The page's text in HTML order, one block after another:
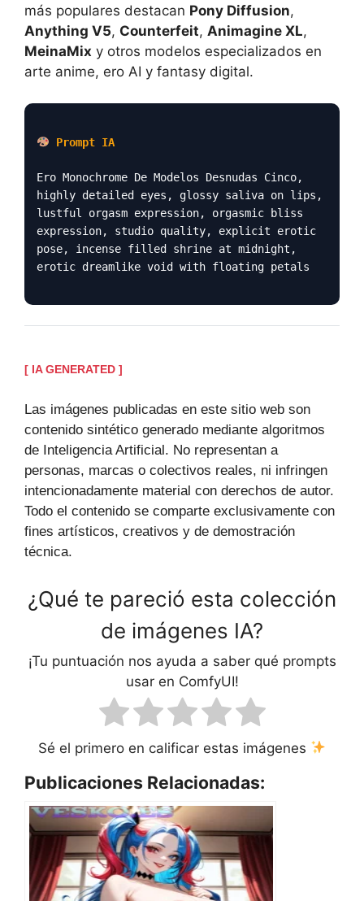
más populares destacan Pony Diffusion,
Anything V5, Counterfeit, Animagine XL,
MeinaMix y otros modelos especializados en
arte anime, ero AI y fantasy digital.
Prompt IA
Ero Monochrome De Modelos Desnudas Cinco,
highly detailed eyes, glossy saliva on lips,
lustful orgasm expression, orgasmic bliss
expression, studio quality, explicit erotic
pose, incense filled shrine at midnight,
erotic dreamlike void with floating petals
[ IA GENERATED ]
Las imágenes publicadas en este sitio web son
contenido sintético generado mediante algoritmos
de Inteligencia Artificial. No representan a
personas, marcas o colectivos reales, ni infringen
intencionadamente material con derechos de autor.
Todo el contenido se comparte exclusivamente con
fines artísticos, creativos y de demostración
técnica.
¿Qué te pareció esta colección
de imágenes IA?
¡Tu puntuación nos ayuda a saber qué prompts
usar en ComfyUI!
Sé el primero en calificar estas imágenes
Publicaciones Relacionadas: